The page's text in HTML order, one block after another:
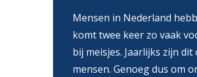
Mensen in Nederland
komt twee keer zo vaak
bij meisjes. Jaarlijks zijn dit
mensen. Genoeg dus om